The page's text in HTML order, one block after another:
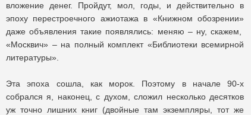
вложение денег. Пройдут, мол, годы, и действительно в
эпоху перестроечного ажиотажа в «Книжном обозрении»
даже объявления такие появлялись: меняю – ну, скажем,
«Москвич» – на полный комплект «Библиотеки всемирной
литературы».
Эта эпоха сошла, как морок. Поэтому в начале 90-х
собрался я, наконец, с духом, сложил несколько десятков
уж точно лишних книг (двойные там экземпляры, тот же